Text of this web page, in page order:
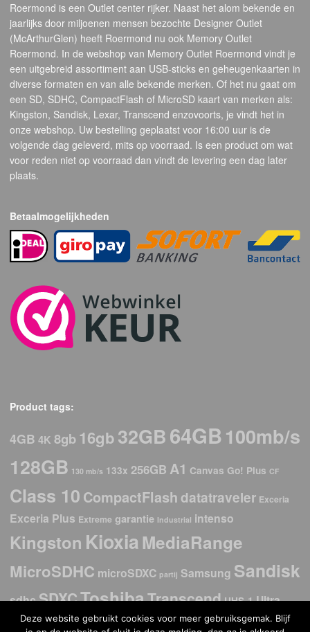
Roermond is een Outlet center rijker. Naast het alom bekende en
jaarlijks door miljoenen mensen bezochte Designer Outlet
(McArthurGlen) heeft Roermond nu ook Memory Outlet
Roermond. In de webshop van Memory Outlet Roermond vindt je
een uitgebreid assortiment aan USB-sticks en geheugenkaarten in
diverse formaten en van alle bekende merken. Of het nu gaat om
een SD, SDHC, CompactFlash of MicroSD kaart van merken als:
Kingston, Sandisk, Lexar, Transcend enzovoorts, je vindt het in
onze webshop. Uw bestelling geplaatst voor 16:00 uur is de
volgende dag geleverd, mits op voorraad. Is een product om wat
voor reden niet op voorraad dan vindt de levering een dag later
plaats.
Betaalmogelijkheden
Product tags:
4GB 4K 8gb16gb32GB64GB100mb/s
128GB 130 mb/s 133x 256GB A1 Canvas Go! Plus CF
Class 10 CompactFlash datatraveler Exceria
Exceria Plus Extreme garantie Industrial intenso
Kingston Kioxia MediaRange
MicroSDHC microSDXC partij Samsung Sandisk
sdhcSDXCToshibaTranscend UHS-1 Ultra
USB-C USb 2.0USB 3.0 USB 3.1 USB 3.2USB
Deze website gebruikt cookies voor meer gebruiksgemak. Blijf